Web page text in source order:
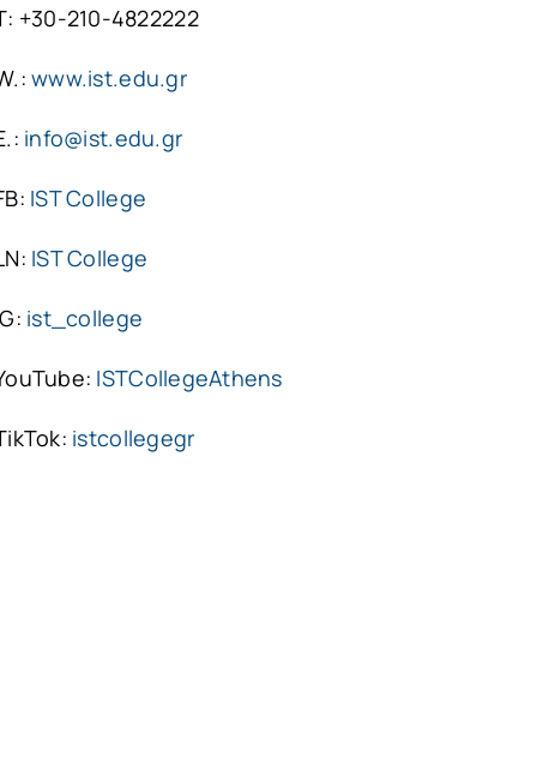
+30-210-4822222
www.ist.edu.gr
info@ist.edu.gr
IST College
IST College
ist_college
ISTCollegeAthens
istcollegegr